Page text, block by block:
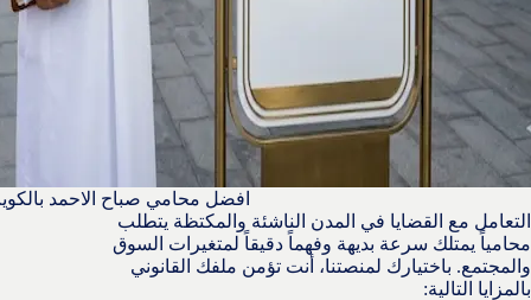
افضل محامي صباح الاحمد
التعامل مع القضايا في المدن الناشئة والمكتظة يتطلب
محامياً يمتلك سرعة بديهة وفهماً دقيقاً لمتغيرات السوق
والمجتمع. باختيارك لمنصتنا، أنت تؤمن ملفك القانوني
بالمزايا التالية: